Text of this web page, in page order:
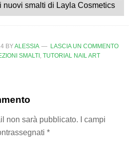
nuovi smalti di Layla Cosmetics
BYALESSIA
LASCIA UN COMMENTO
SMALTI, TUTORIAL NAIL ART
non sarà pubblicato.
I campi
*